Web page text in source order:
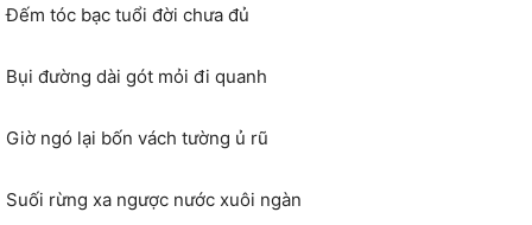
Đếm tóc bạc tuổi đời chưa đủ
Bụi đường dài gót mỏi đi quanh
Giờ ngó lại bốn vách tường ủ rũ
Suối rừng xa ngược nước xuôi ngàn